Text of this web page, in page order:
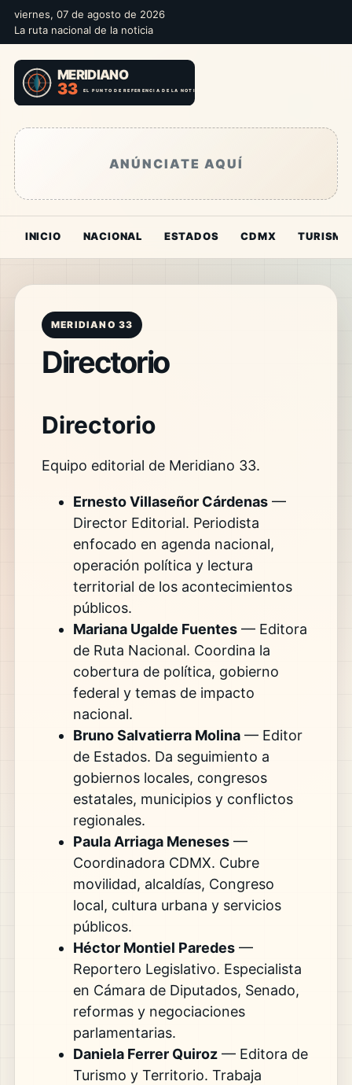
viernes, 07 de agosto de 2026
La ruta nacional de la noticia
ANÚNCIATE AQUÍ
INICIO NACIONAL ESTADOS CDMX TURISMO
MERIDIANO 33
Directorio
Directorio
Equipo editorial de Meridiano 33.
Ernesto Villaseñor Cárdenas—
Director Editorial. Periodista
enfocado en agenda nacional,
operación política y lectura
territorial de los acontecimientos
públicos.
Mariana Ugalde Fuentes— Editora
de Ruta Nacional. Coordina la
cobertura de política, gobierno
federal y temas de impacto
nacional.
Bruno Salvatierra Molina— Editor
de Estados. Da seguimiento a
gobiernos locales, congresos
estatales, municipios y conflictos
regionales.
Paula Arriaga Meneses—
Coordinadora CDMX. Cubre
movilidad, alcaldías, Congreso
local, cultura urbana y servicios
públicos.
Héctor Montiel Paredes—
Reportero Legislativo. Especialista
en Cámara de Diputados, Senado,
reformas y negociaciones
parlamentarias.
Daniela Ferrer Quiroz— Editora de
Turismo y Territorio. Trabaja